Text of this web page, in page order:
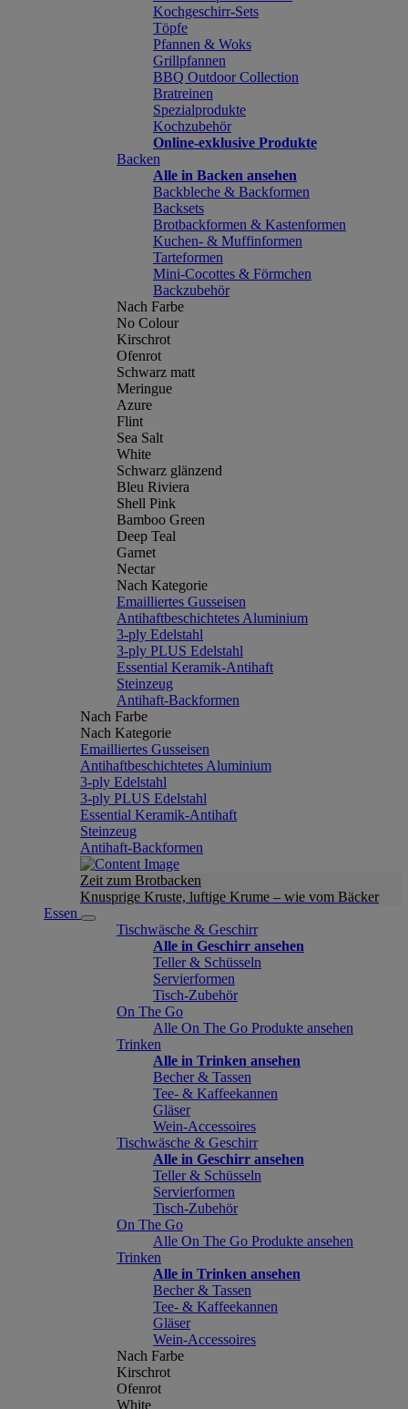
Kochgeschirr-Sets
Töpfe
Pfannen & Woks
Grillpfannen
BBQ Outdoor Collection
Bratreinen
Spezialprodukte
Kochzubehör
Online-exklusive Produkte
Backen
Alle in Backen ansehen
Backbleche & Backformen
Backsets
Brotbackformen & Kastenformen
Kuchen- & Muffinformen
Tarteformen
Mini-Cocottes & Förmchen
Backzubehör
Nach Farbe
No Colour
Kirschrot
Ofenrot
Schwarz matt
Meringue
Azure
Flint
Sea Salt
White
Schwarz glänzend
Bleu Riviera
Shell Pink
Bamboo Green
Deep Teal
Garnet
Nectar
Nach Kategorie
Emailliertes Gusseisen
Antihaftbeschichtetes Aluminium
3-ply Edelstahl
3-ply PLUS Edelstahl
Essential Keramik-Antihaft
Steinzeug
Antihaft-Backformen
Nach Farbe
Nach Kategorie
Emailliertes Gusseisen
Antihaftbeschichtetes Aluminium
3-ply Edelstahl
3-ply PLUS Edelstahl
Essential Keramik-Antihaft
Steinzeug
Antihaft-Backformen
Zeit zum Brotbacken
Knusprige Kruste, luftige Krume – wie vom Bäcker
Essen
Tischwäsche & Geschirr
Alle in Geschirr ansehen
Teller & Schüsseln
Servierformen
Tisch-Zubehör
On The Go
Alle On The Go Produkte ansehen
Trinken
Alle in Trinken ansehen
Becher & Tassen
Tee- & Kaffeekannen
Gläser
Wein-Accessoires
Tischwäsche & Geschirr
Alle in Geschirr ansehen
Teller & Schüsseln
Servierformen
Tisch-Zubehör
On The Go
Alle On The Go Produkte ansehen
Trinken
Alle in Trinken ansehen
Becher & Tassen
Tee- & Kaffeekannen
Gläser
Wein-Accessoires
Nach Farbe
Kirschrot
Ofenrot
White